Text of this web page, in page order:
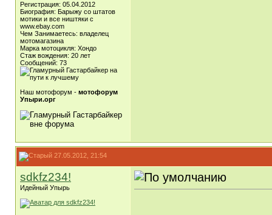
Регистрация: 05.04.2012
Биография: Барыжу со штатов
мотики и все ништяки с
www.ebay.com
Чем Занимаетесь: владелец
мотомагазина
Марка мотоцикля: Хондо
Стаж вождения: 20 лет
Сообщений: 73
Наш мотофорум - мотофорум
Упыри.орг
27.05.2012, 21:54
sdkfz234!
Идейный Упырь